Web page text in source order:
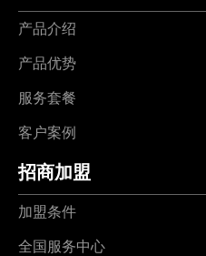
产品介绍
产品优势
服务套餐
客户案例
招商加盟
加盟条件
全国服务中心